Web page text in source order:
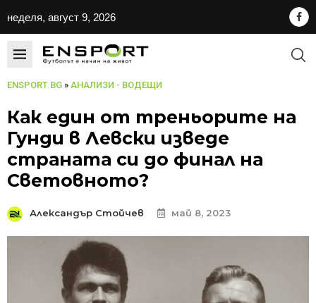
неделя, август 9, 2026
ENSPORT.BG » АНАЛИЗИ - ВОДЕЩИ
Как един от треньорите на
Гунди в Левски изведе
страната си до финал на
Световното?
Александър Стойчев май 8, 2023